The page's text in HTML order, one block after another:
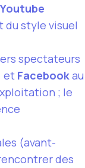
Youtube
du style visuel
spectateurs
et Facebookau
; le
(avant-
des